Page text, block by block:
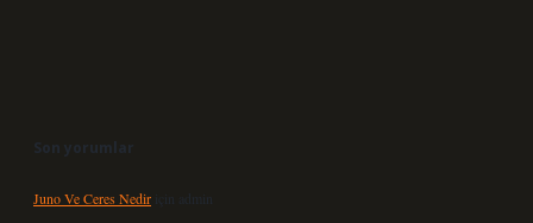
Son yorumlar
Juno Ve Ceres Nedir için
admin